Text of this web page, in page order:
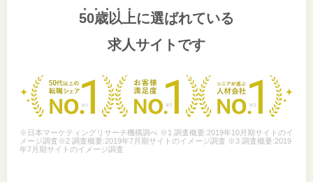
50歳以上に選ばれている
求人サイトです
※日本マーケティングリサーチ機構調べ ※1 調査概要:2019年10月期サイトのイ
メージ調査※2 調査概要:2019年7月期サイトのイメージ調査 ※3 調査概要:2019
年7月期サイトのイメージ調査